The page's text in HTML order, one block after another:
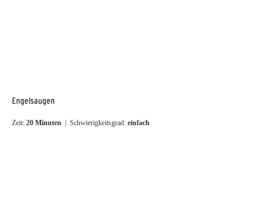
Engelsaugen
Zeit: 20 Minuten | Schwierigkeitsgrad: einfach